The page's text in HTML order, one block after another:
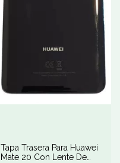
Tapa Trasera Para Huawei
Mate 20 Con Lente De